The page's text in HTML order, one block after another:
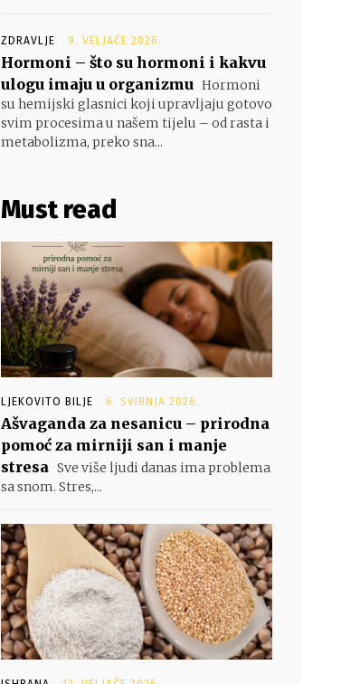
ZDRAVLJE 9. VELJAČE 2026.
Hormoni – što su hormoni i kakvu
ulogu imaju u organizmu Hormoni
su hemijski glasnici koji upravljaju gotovo
svim procesima u našem tijelu – od rasta i
metabolizma, preko sna...
Must read
LJEKOVITO BILJE 6. SVIBNJA 2026.
Ašvaganda za nesanicu – prirodna
pomoć za mirniji san i manje
stresa Sve više ljudi danas ima problema
sa snom. Stres,...